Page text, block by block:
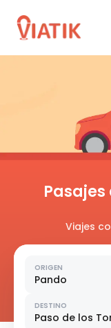
Pasajes
Viajes
ORIGEN
Pando
DESTINO
Paso de los